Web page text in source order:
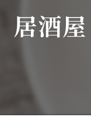
居酒